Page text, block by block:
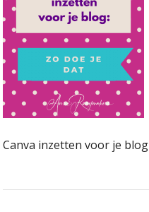
Canva inzetten voor je blog